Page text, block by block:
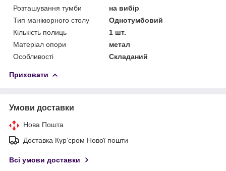
Розташування тумби
на вибір
Тип манікюрного столу
Однотумбовий
Кількість полиць
1 шт.
Матеріал опори
метал
Особливості
Складаний
Приховати
Умови доставки
Нова Пошта
Доставка Курʼєром Нової пошти
Всі умови доставки